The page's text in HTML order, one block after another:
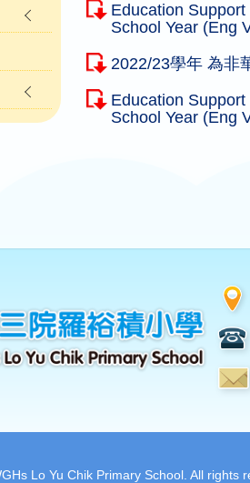
Education
School Year (Eng
2022/23學年 為非
Education
School Year (Eng
Lo Yu Chik Primary School. All rights